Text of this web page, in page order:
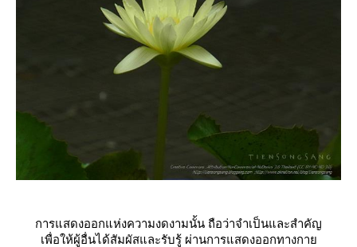
การแสดงออกแห่งความงดงามนั้น ถือว่าจำเป็นและสำคัญ
เพื่อให้ผู้อื่นได้สัมผัสและรับรู้ ผ่านการแสดงออกทางกา